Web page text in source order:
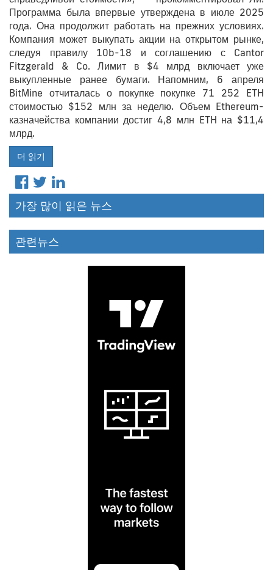
Программа была впервые утверждена в июле 2025
года. Она продолжит работать на прежних условиях.
Компания может выкупать акции на открытом рынке,
следуя правилу 10b-18 и соглашению с Cantor
Fitzgerald & Co. Лимит в $4 млрд включает уже
выкупленные ранее бумаги. Напомним, 6 апреля
BitMine отчиталась о покупке покупке 71 252 ETH
стоимостью $152 млн за неделю. Объем Ethereum-
казначейства компании достиг 4,8 млн ETH на $11,4
млрд.
더 읽기
가장 많이 읽은 뉴스
관련뉴스